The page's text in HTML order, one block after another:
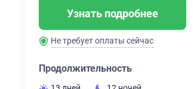
Узнать подробнее
Не требует оплаты сейчас
Продолжительность